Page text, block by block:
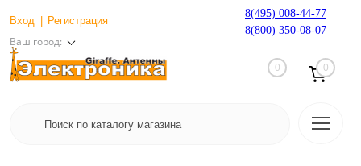
Вход Регистрация
Ваш город:
8(495) 008-44-77
8(800) 350-08-07
0 0